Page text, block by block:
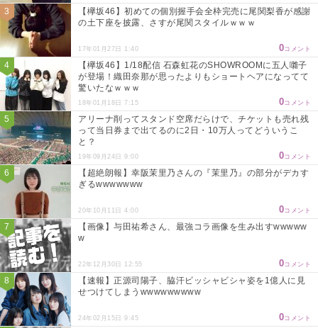
【欅坂46】初めての個別握手会全枠完売に尾関梨香が感謝
の土下座を披露、さすが尾関スタイルｗｗｗ
17年01月27日 1:40 0コメント
【欅坂46】1/18配信 石森虹花のSHOWROOMに五人囃子
が登場！織田奈那が思ったよりもショートヘアになってて
驚いたなｗｗｗ
18年01月18日 7:15 0コメント
アリーナ削ってスタンド空席だらけで、チケットも売れ残
って当日券まで出てるのに2日・10万人ってどういうこ
と？
19年09月24日 9:00 0コメント
【超絶朗報】幸阪茉里乃さんの『茉里乃』の部分がデカす
ぎるwwwwwww
20年10月11日 4:00 0コメント
【画像】与田祐希さん、最強コラ画像を生み出すwwwww
w
22年12月30日 12:55 0コメント
【速報】正源司陽子、脇汗ビッシャビシャ姿を1億人に見
せつけてしまうwwwwwwwww
24年02月15日 9:45 0コメント